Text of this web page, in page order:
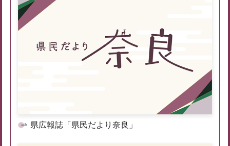
県広報誌「県民だより奈良」